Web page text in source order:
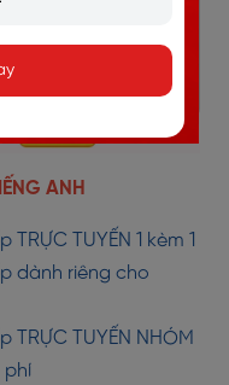
ANH
TUYẾN 1 kèm 1
dành riêng cho
TUYẾN NHÓM
phí